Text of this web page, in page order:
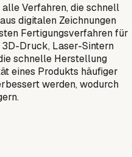
Verfahren, die schnell
digitalen Zeichnungen
Fertigungsverfahren für
Druck, Laser-Sintern
schnelle Herstellung
eines Produkts häufiger
werden, wodurch